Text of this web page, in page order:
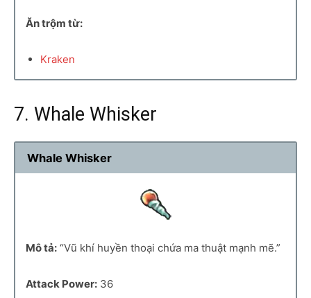
Ăn trộm từ:
Kraken
7. Whale Whisker
Whale Whisker
Mô tả: “Vũ khí huyền thoại chứa ma thuật mạnh mẽ.”
Attack Power: 36